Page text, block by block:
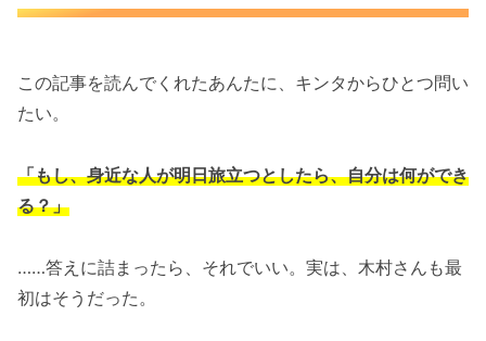
この記事を読んでくれたあんたに、キンタからひとつ問い
たい。
「もし、身近な人が明日旅立つとしたら、自分は何ができ
る？」
……答えに詰まったら、それでいい。実は、木村さんも最
初はそうだった。